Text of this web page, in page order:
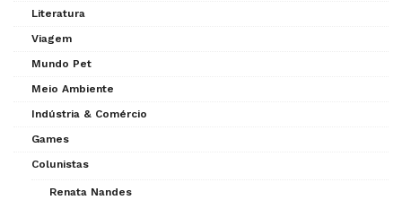
Literatura
Viagem
Mundo Pet
Meio Ambiente
Indústria & Comércio
Games
Colunistas
Renata Nandes